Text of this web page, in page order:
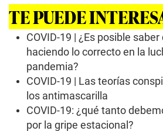
d
s
o
TE PUEDE
COVID-19 | ¿Es posible
haciendo lo correcto en la
pandemia?
COVID-19 | Las teorías
los antimascarilla
COVID-19: ¿qué tanto
por la gripe estacional?